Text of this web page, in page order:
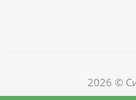
2026 ©